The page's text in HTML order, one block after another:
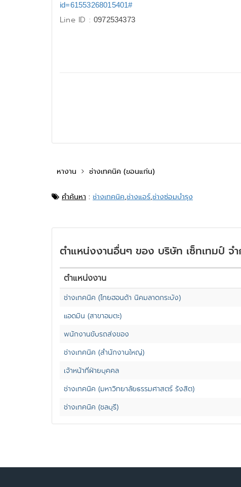
id=61553268015401#
Line ID : 0972534373
หางาน ช่างเทคนิค (ขอนแก่น)
คำค้นหา : ช่างเทคนิค,ช่างแอร์,ช่างซ่อมบำรุง
ตำแหน่งงานอื่นๆ ของ บริษัท เซ็ทเทมป์ จ
ตำแหน่งงาน
ช่างเทคนิค (ไทยฮอนด้า นิคมลาดกระบัง)
แอดมิน (สาขาอมตะ)
พนักงานขับรถส่งของ
ช่างเทคนิค (สำนักงานใหญ่)
เจ้าหน้าที่ฝ่ายบุคคล
ช่างเทคนิค (มหาวิทยาลัยธรรมศาสตร์ รังสิต)
ช่างเทคนิค (ชลบุรี)